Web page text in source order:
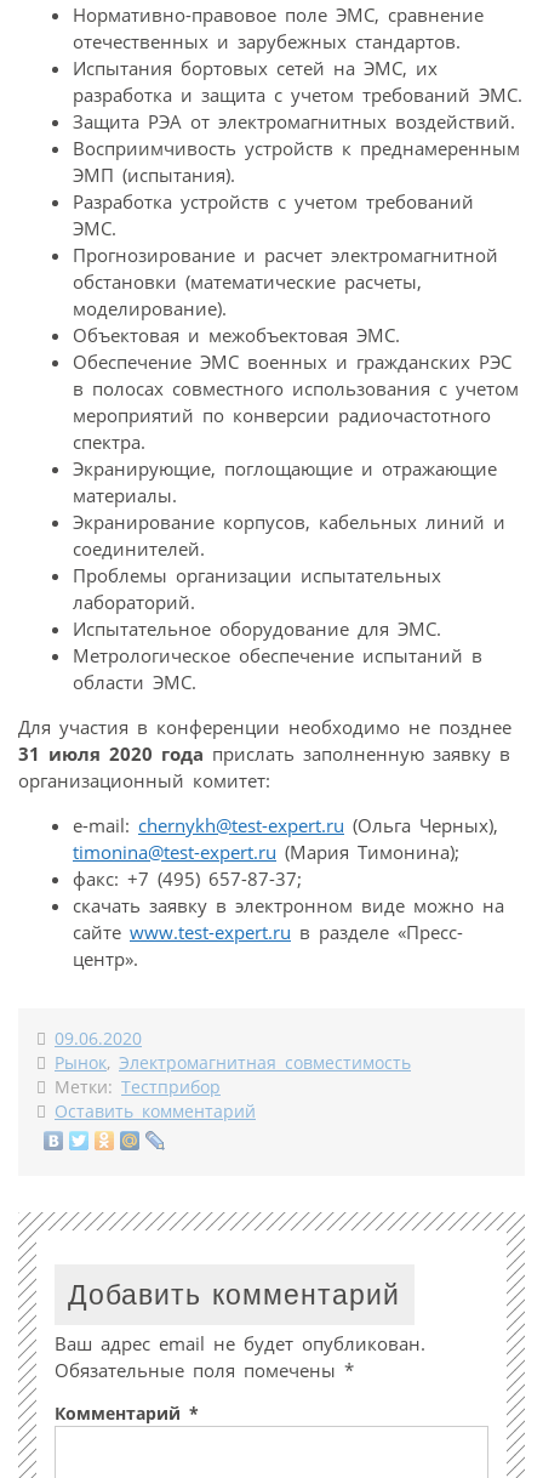
Нормативно-правовое поле ЭМС, сравнение
отечественных и зарубежных стандартов.
Испытания бортовых сетей на ЭМС, их
разработка и защита с учетом требований ЭМС.
Защита РЭА от электромагнитных воздействий.
Восприимчивость устройств к преднамеренным
ЭМП (испытания).
Разработка устройств с учетом требований
ЭМС.
Прогнозирование и расчет электромагнитной
обстановки (математические расчеты,
моделирование).
Объектовая и межобъектовая ЭМС.
Обеспечение ЭМС военных и гражданских РЭС
в полосах совместного использования с учетом
мероприятий по конверсии радиочастотного
спектра.
Экранирующие, поглощающие и отражающие
материалы.
Экранирование корпусов, кабельных линий и
соединителей.
Проблемы организации испытательных
лабораторий.
Испытательное оборудование для ЭМС.
Метрологическое обеспечение испытаний в
области ЭМС.
Для участия в конференции необходимо не позднее
31 июля 2020 года прислать заполненную заявку в
организационный комитет:
e-mail: сhernykh@test-expert.ru (Ольга Черных),
timonina@test-expert.ru (Мария Тимонина);
факс: +7 (495) 657-87-37;
скачать заявку в электронном виде можно на
сайте www.test-expert.ru в разделе «Пресс-
центр».
09.06.2020
Рынок, Электромагнитная совместимость
Метки: Тестприбор
Оставить комментарий
Добавить комментарий
Ваш адрес email не будет опубликован.
Обязательные поля помечены *
Комментарий *